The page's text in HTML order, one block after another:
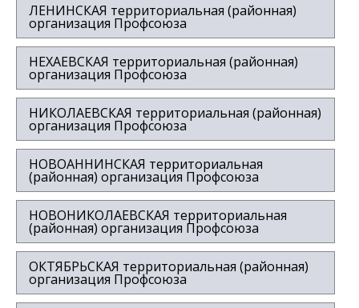
ЛЕНИНСКАЯ территориальная (районная)
организация Профсоюза
НЕХАЕВСКАЯ территориальная (районная)
организация Профсоюза
НИКОЛАЕВСКАЯ территориальная (районная)
организация Профсоюза
НОВОАННИНСКАЯ территориальная
(районная) организация Профсоюза
НОВОНИКОЛАЕВСКАЯ территориальная
(районная) организация Профсоюза
ОКТЯБРЬСКАЯ территориальная (районная)
организация Профсоюза